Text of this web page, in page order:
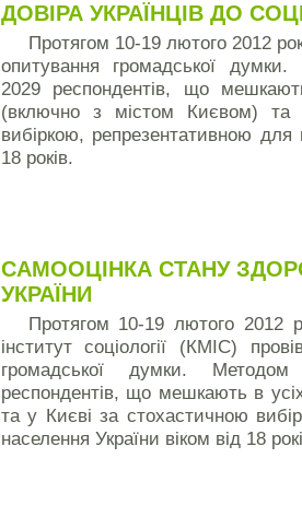
ДОВІРА УКРАЇНЦІВ ДО
Протягом 10-19 лютого 2012
опитування громадської
2029 респондентів, що
(включно з містом Києвом)
вибіркою, репрезентативною для
18 років.
САМООЦІНКА СТАНУ
УКРАЇНИ
Протягом 10-19 лютого 2012
інститут соціології (КМІС)
громадської думки.
респондентів, що мешкають в
та у Києві за стохастичною
населення України віком від 18